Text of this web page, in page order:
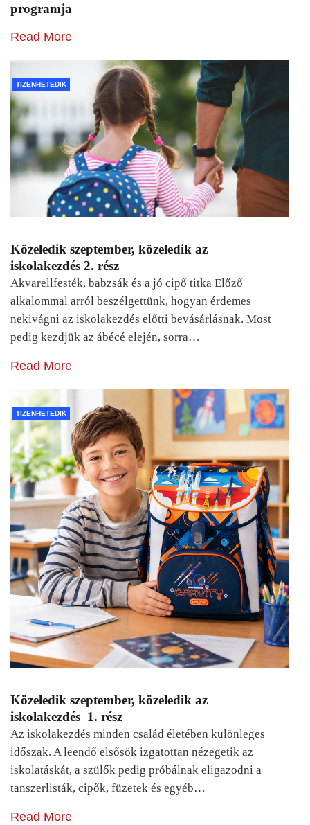
programja
Read More
TIZENHETEDIK
Közeledik szeptember, közeledik az
iskolakezdés 2. rész
Akvarellfesték, babzsák és a jó cipő titka Előző
alkalommal arról beszélgettünk, hogyan érdemes
nekivágni az iskolakezdés előtti bevásárlásnak. Most
pedig kezdjük az ábécé elején, sorra…
Read More
TIZENHETEDIK
Közeledik szeptember, közeledik az
iskolakezdés 1. rész
Az iskolakezdés minden család életében különleges
időszak. A leendő elsősök izgatottan nézegetik az
iskolatáskát, a szülők pedig próbálnak eligazodni a
tanszerlisták, cipők, füzetek és egyéb…
Read More